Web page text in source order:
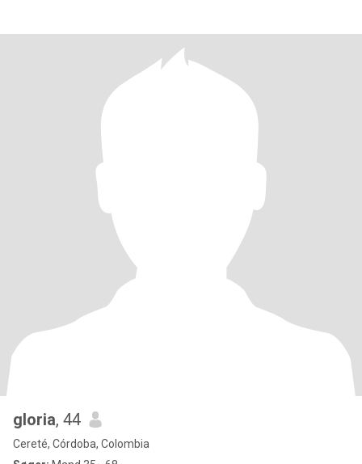
gloria, 44
Cereté, Córdoba, Colombia